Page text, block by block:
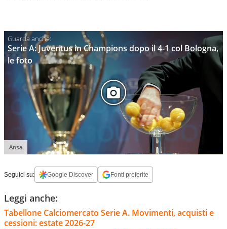
Serie A: Juventus in Champions dopo il 4-1 col Bologna,
le foto
Ansa
Seguici su: Google Discover Fonti preferite
Leggi anche:
Tabellone Calciomercato Serie A. Movimenti, acquisti e
cessioni: estate 2026-27